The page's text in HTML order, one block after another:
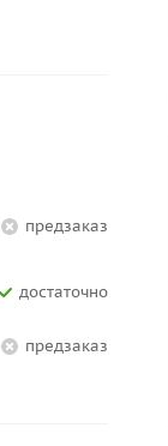
Предзаказ
Достаточно
Предзаказ